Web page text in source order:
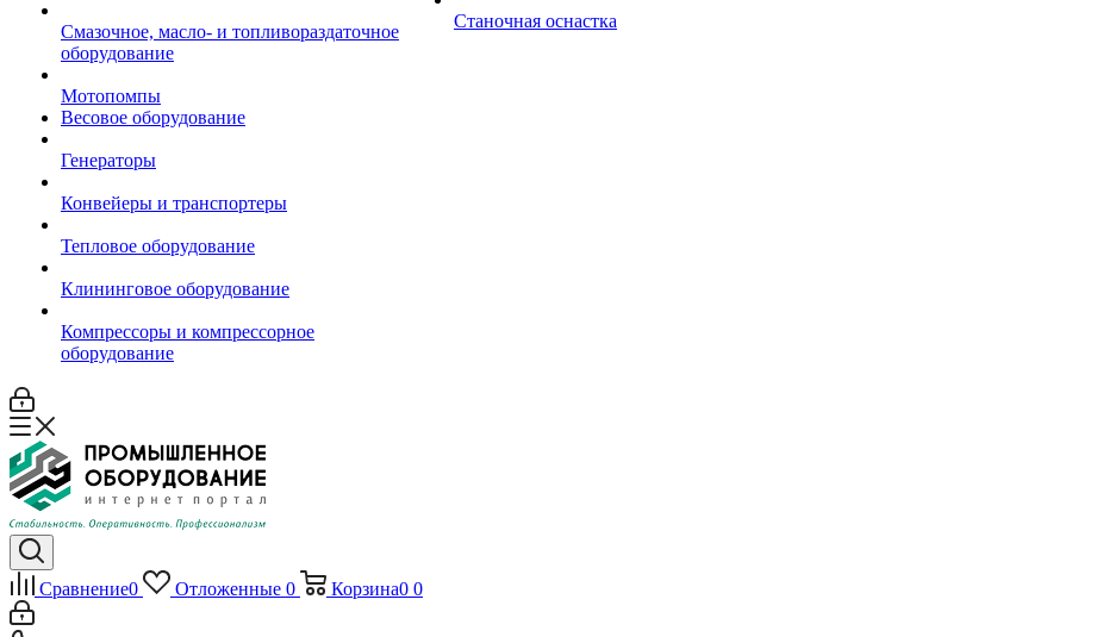
Смазочное, масло- и топливораздаточное
оборудование
Мотопомпы
Весовое оборудование
Генераторы
Конвейеры и транспортеры
Тепловое оборудование
Клининговое оборудование
Компрессоры и компрессорное
оборудование
Станочная оснастка
Сравнение0 Отложенные 0 Корзина0 0